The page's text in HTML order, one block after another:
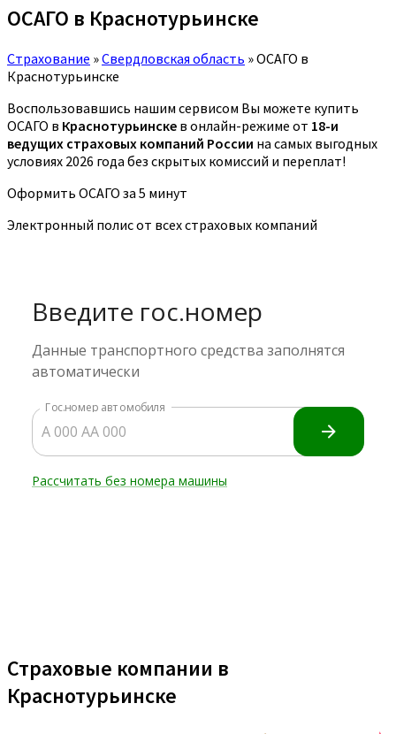
ОСАГО в Краснотурьинске
Страхование »Свердловская область »ОСАГО в
Краснотурьинске
Воспользовавшись нашим сервисом Вы можете купить
ОСАГО в Краснотурьинске в онлайн-режиме от 18-и
ведущих страховых компаний России на самых выгодных
условиях 2026 года без скрытых комиссий и переплат!
Оформить ОСАГО за 5 минут
Электронный полис от всех страховых компаний
Страховые компании в
Краснотурьинске